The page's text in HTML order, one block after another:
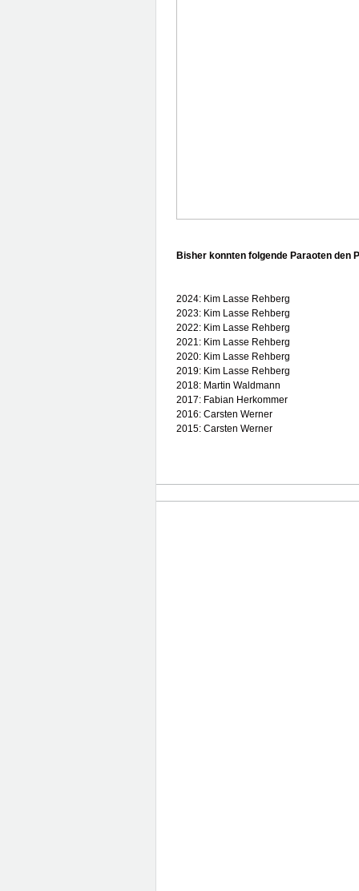
Bisher konnten folgende Paraoten den
2024: Kim Lasse Rehberg
2023: Kim Lasse Rehberg
2022: Kim Lasse Rehberg
2021: Kim Lasse Rehberg
2020: Kim Lasse Rehberg
2019: Kim Lasse Rehberg
2018: Martin Waldmann
2017: Fabian Herkommer
2016: Carsten Werner
2015: Carsten Werner